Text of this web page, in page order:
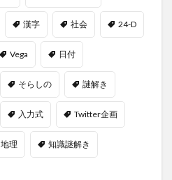
漢字 社会 24-D
Vega 日付
そらしの 謎解き
入力式 Twitter企画
地理 知識謎解き